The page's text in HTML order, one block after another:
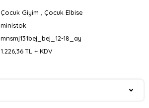
Çocuk Giyim
Çocuk Elbise
ministok
mnsmj131bej_bej_12-18_ay
1.226,36 TL + KDV